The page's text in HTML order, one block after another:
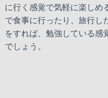
に行く感覚で気軽に楽しめ
で食事に行ったり、旅行し
をすれば、勉強している感
でしょう。